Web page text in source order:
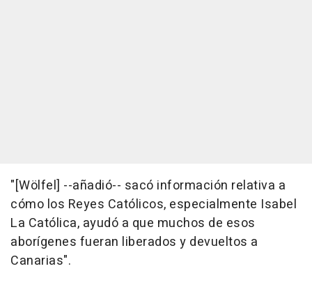
"[Wölfel] --añadió-- sacó información relativa a
cómo los Reyes Católicos, especialmente Isabel
La Católica, ayudó a que muchos de esos
aborígenes fueran liberados y devueltos a
Canarias".